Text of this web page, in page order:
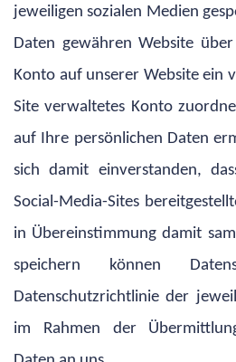
jeweiligen sozialen Medien
Daten gewähren Website
Konto auf unserer Website ein
Site verwaltetes Konto
auf Ihre persönlichen Daten
sich damit einverstanden,
Social-Media-Sites
in Übereinstimmung damit
speichern können
Datenschutzrichtlinie der
im Rahmen der